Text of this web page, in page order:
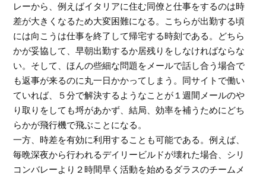
レーから、例えばイタリアに住む同僚と仕事をするのは時
差が大きくなるため大変困難になる。こちらが出勤する頃
には向こうは仕事を終了して帰宅する時刻である。どちら
かが妥協して、早朝出勤するか居残りをしなければならな
い。そして、ほんの些細な問題をメールで話し合う場合で
も返事が来るのに丸一日かかってしまう。同サイトで働い
ていれば、５分で解決するようなことが１週間メールのや
り取りをしても埒があかず、結局、効率を補うためにどち
らかが飛行機で飛ぶことになる。
一方、時差を有効に利用することも可能である。例えば、
毎晩深夜から行われるデイリービルドが壊れた場合、シリ
コンバレーより２時間早く活動を始めるダラスのチームメ